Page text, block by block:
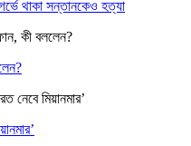
গর্ভে থাকা সন্তানকেও হত্যা